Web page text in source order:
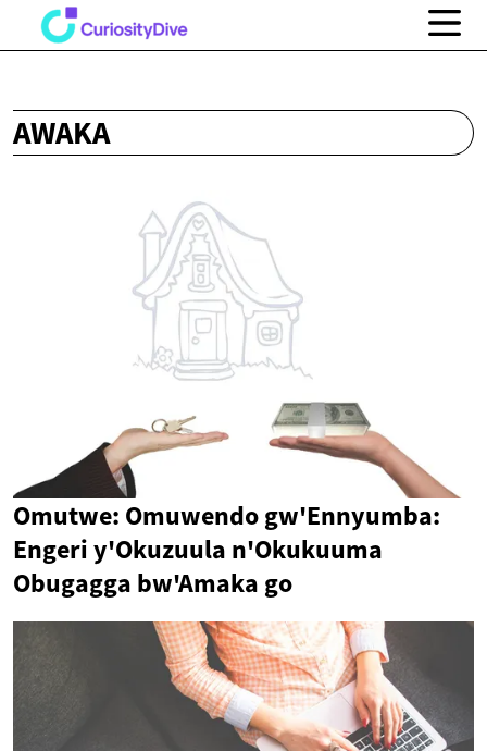
AWAKA
Omutwe: Omuwendo gw'Ennyumba:
Engeri y'Okuzuula n'Okukuuma
Obugagga bw'Amaka go